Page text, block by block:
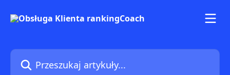
Przeszukaj artykuły...